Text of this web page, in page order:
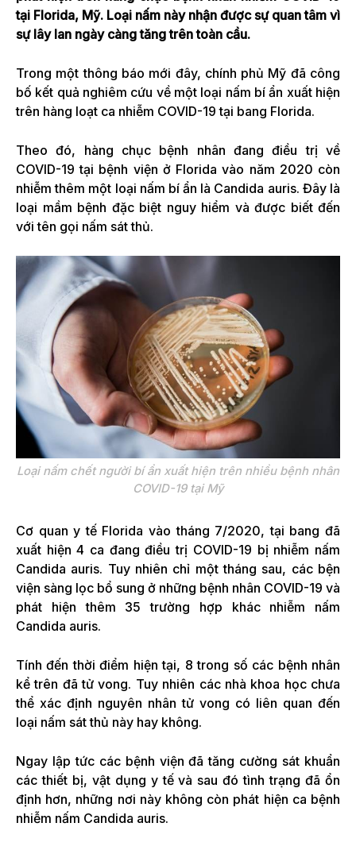
tại Florida, Mỹ. Loại nấm này nhận được sự quan tâm vì
sự lây lan ngày càng tăng trên toàn cầu.
Trong một thông báo mới đây, chính phủ Mỹ đã công
bố kết quả nghiêm cứu về một loại nấm bí ẩn xuất hiện
trên hàng loạt ca nhiễm COVID-19 tại bang Florida.
Theo đó, hàng chục bệnh nhân đang điều trị về
COVID-19 tại bệnh viện ở Florida vào năm 2020 còn
nhiễm thêm một loại nấm bí ẩn là Candida auris. Đây là
loại mầm bệnh đặc biệt nguy hiểm và được biết đến
với tên gọi nấm sát thủ.
Loại nấm chết người bí ẩn xuất hiện trên nhiều bệnh nhân
COVID-19 tại Mỹ
Cơ quan y tế Florida vào tháng 7/2020, tại bang đã
xuất hiện 4 ca đang điều trị COVID-19 bị nhiễm nấm
Candida auris. Tuy nhiên chỉ một tháng sau, các bện
viện sàng lọc bổ sung ở những bệnh nhân COVID-19 và
phát hiện thêm 35 trường hợp khác nhiễm nấm
Candida auris.
Tính đến thời điểm hiện tại, 8 trong số các bệnh nhân
kể trên đã tử vong. Tuy nhiên các nhà khoa học chưa
thể xác định nguyên nhân tử vong có liên quan đến
loại nấm sát thủ này hay không.
Ngay lập tức các bệnh viện đã tăng cường sát khuẩn
các thiết bị, vật dụng y tế và sau đó tình trạng đã ổn
định hơn, những nơi này không còn phát hiện ca bệnh
nhiễm nấm Candida auris.